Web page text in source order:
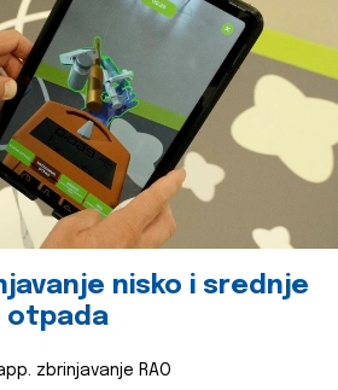
nisko i srednje
otpada
zbrinjavanje RAO